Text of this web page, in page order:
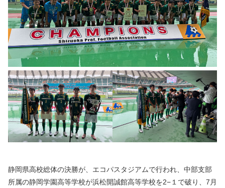
静岡県高校総体の決勝が、エコパスタジアムで行われ、中部支部
所属の静岡学園高等学校が浜松開誠館高等学校を2−１で破り、7月